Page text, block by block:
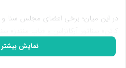
در این میان؛ برخی اعضای مجلس سنا و
به صورت منظم و به دلیل ارتباطات خاص
حزب لیکود در سرویس‌های امنیتی و
نمایش